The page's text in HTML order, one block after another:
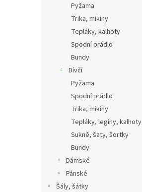
Pyžama
Trika, mikiny
Tepláky, kalhoty
Spodní prádlo
Bundy
Dívčí
Pyžama
Spodní prádlo
Trika, mikiny
Tepláky, legíny, kalhoty
Sukně, šaty, šortky
Bundy
Dámské
Pánské
Šály, šátky